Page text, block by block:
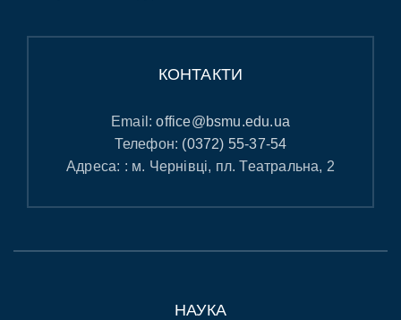
КОНТАКТИ
Email:office@bsmu.edu.ua
Телефон: (0372) 55-37-54
Адреса: : м. Чернівці, пл. Театральна, 2
НАУКА